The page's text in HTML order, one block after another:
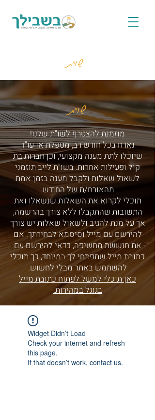
שו"ת
שו"ת
מוזמנת להצטרף לשו"ת שלנו!
נארח בכל חודש רב, מטפלת או עו"ד
שיוכלו לתת מענה מקצועי, וכן חברות בת
קול ופעילות אחרות. בשו"ת לייב תוזמני
לשאול שאלות ולקבל מענה בזמן אמת
מהאורח/ת של החודש.
תוכלי לקרוא את השאלות שנשאלו ואת
התשובות שהתקבלו ללא צורך בהרשמה,
אך על מנת להגיב ולשאול שאלות יש צורך
להירשם עם מייל וסיסמא לבחירתך. אם
את חוששת מחשיפה, כדאי להירשם עם
כתובת מייל שתפתחי לך במיוחד, כך תוכלי
להשתמש באתר מבלי לחשוש.
כאן תוכלי למשל לפתוח כתובת מייל
בגוגל במהירות.
Widget Didn’t Load
Check your internet and refresh
this page.
If that doesn’t work, contact us.